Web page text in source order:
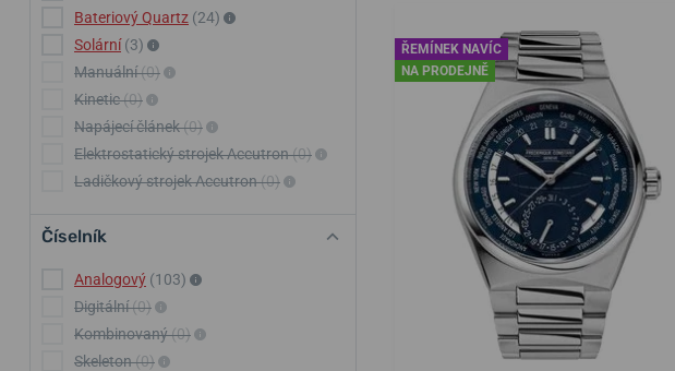
Bateriový Quartz (24)
Solární (3)
Manuální(0)
Kinetic(0)
Napájecí článek(0)
Elektrostatický strojek Accutron(0)
Ladičkový strojek Accutron(0)
Číselník
Analogový (103)
Digitální(0)
Kombinovaný(0)
Skeleton(0)
ŘEMÍNEK NAVÍC
NA PRODEJNĚ